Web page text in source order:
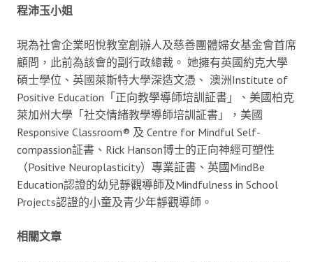
程沛玉小姐
現為社會企業昭悅教室創辦人及慈善團體婦女基金會首席
顧問，此前為該會的副行政總裁。 她擁有英國約克大學
碩士學位、英國萊斯特大學深造文憑、 澳洲Institute of
Positive Education「正向教學導師培訓証書」、美國柏克
萊加州大學「社交情緒教學導師培訓証書」，美國
Responsive Classroom® 及 Centre for Mindful Self-
compassion証書、Rick Hanson博士的正向神經可塑性
（Positive Neuroplasticity）專業証書、英國MindBe
Education認證的幼兒靜觀導師及Mindfulness in School
Projects認證的小童及青少年靜觀導師。
相關文章